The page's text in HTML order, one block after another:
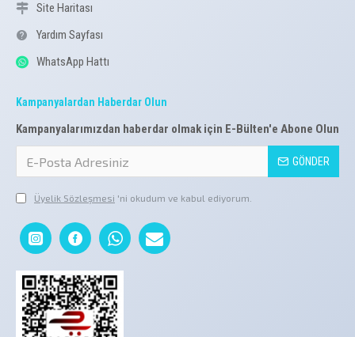
Site Haritası
Yardım Sayfası
WhatsApp Hattı
Kampanyalardan Haberdar Olun
Kampanyalarımızdan haberdar olmak için E-Bülten'e Abone Olun
GÖNDER
Üyelik Sözleşmesi 'ni okudum ve kabul ediyorum.